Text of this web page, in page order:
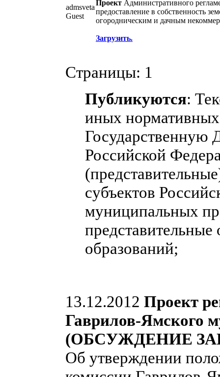
admsveta
Guest
Проект Административного
предоставление в собственность
огородническим и дачным
Загрузить.
Страницы: 1
Публикуются:
иных
Государственную
Российской
субъектов
муниципальных
образований;
13.12.2012 Проект
Гаврилов-Ямского
(ОБСУЖДЕНИЕ
Об утверждении